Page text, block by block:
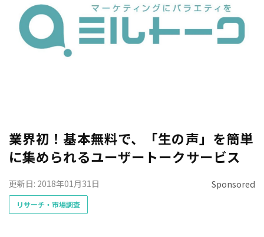
業界初！基本無料で、「生の声」を簡単
に集められるユーザートークサービス
Sponsored
更新日: 2018年01月31日
リサーチ・市場調査